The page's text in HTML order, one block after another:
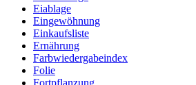
Eiablage
Eingewöhnung
Einkaufsliste
Ernährung
Farbwiedergabeindex
Folie
Fortpflanzung